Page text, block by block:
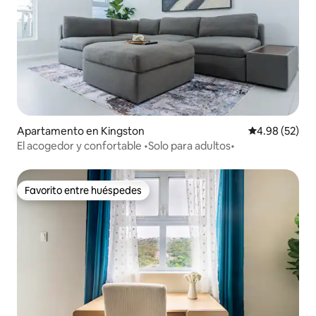
Apartamento en Kingston Calificación
4.98 (52)
El acogedor y confortable •Solo para adultos•
Favorito entre huéspedes
Favorito entre huéspedes